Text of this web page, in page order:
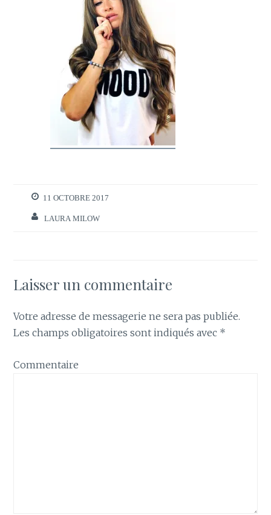
11 OCTOBRE 2017
LAURA MILOW
Laisser un commentaire
Votre adresse de messagerie ne sera pas publiée.
Les champs obligatoires sont indiqués avec *
Commentaire